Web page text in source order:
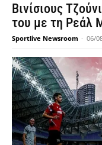
Βινίσιους
του με τη Ρεάλ
Sportlive Newsroom - 06/